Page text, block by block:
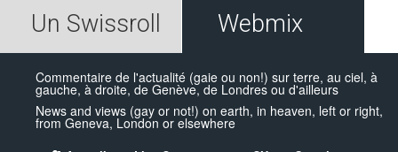
Un Swissroll Webmix
Commentaire de l'actualité (gaie ou non!) sur terre, au ciel, à
gauche, à droite, de Genève, de Londres ou d'ailleurs
News and views (gay or not!) on earth, in heaven, left or right,
from Geneva, London or elsewhere